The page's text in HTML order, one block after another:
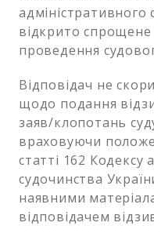
адміністративного
відкрито
проведення
Відповідач не
щодо подання
заяв/клопотань
враховуючи
статті 162 Кодексу
судочинства
наявними
відповідачем